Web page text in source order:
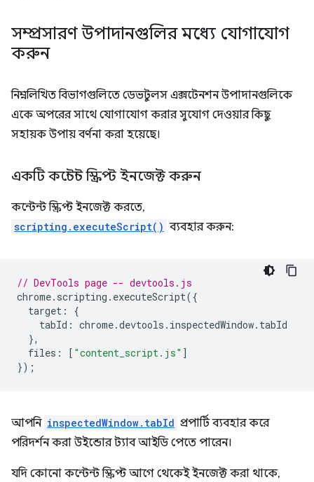
সম্প্রসারণ উপাদানগুলির মধ্যে যোগাযোগ
করুন
নিম্নলিখিত বিভাগগুলিতে ডেভটুলস এক্সটেনশন উপাদানগুলিকে
একে অপরের সাথে যোগাযোগ করার সুযোগ দেওয়ার কিছু
সহায়ক উপায় বর্ণনা করা হয়েছে।
একটি কন্টেন্ট স্ক্রিপ্ট ইনজেক্ট করুন
কন্টেন্ট স্ক্রিপ্ট ইনজেক্ট করতে,
scripting.executeScript() ব্যবহার করুন:
// DevTools page -- devtools.js
chrome. scripting . executeScript({
target :
{
tabId : chrome.devtools . inspectedWindow. tabId
},
files : [ "content_script.js" ]
});
আপনি inspectedWindow.tabId প্রপার্টি ব্যবহার করে
পরিদর্শন করা উইন্ডোর ট্যাব আইডি পেতে পারেন।
যদি কোনো কন্টেন্ট স্ক্রিপ্ট আগে থেকেই ইনজেক্ট করা থাকে,